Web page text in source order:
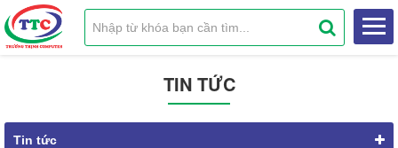
TIN TỨC
Tin tức